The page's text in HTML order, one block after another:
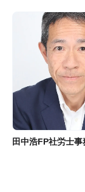
田中浩FP社労士事